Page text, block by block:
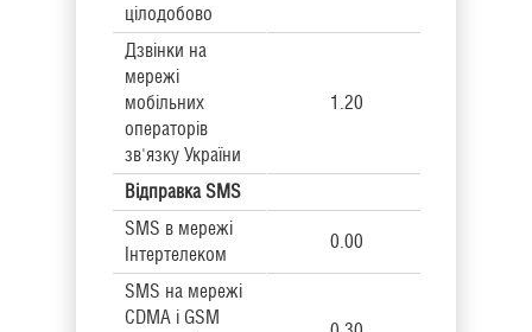
цілодобово
Дзвінки на
мережі
мобільних
операторів
зв'язку України
1.20
Відправка SMS
SMS в мережі
Інтертелеком
0.00
SMS на мережі
CDMA і GSM